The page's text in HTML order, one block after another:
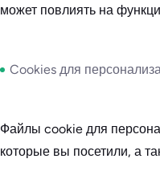
может повлиять на
Cookies для
Файлы cookie для
которые вы посетили, а